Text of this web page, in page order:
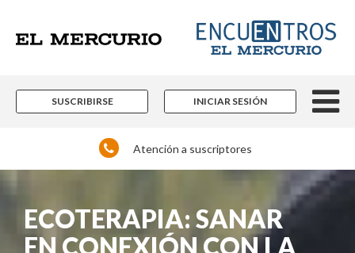
SUSCRIBIRSE INICIAR SESIÓN
Atención a suscriptores
ECOTERAPIA: SANAR
EN CONEXIÓN CON LA